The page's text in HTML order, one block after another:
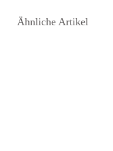
Ähnliche Artikel